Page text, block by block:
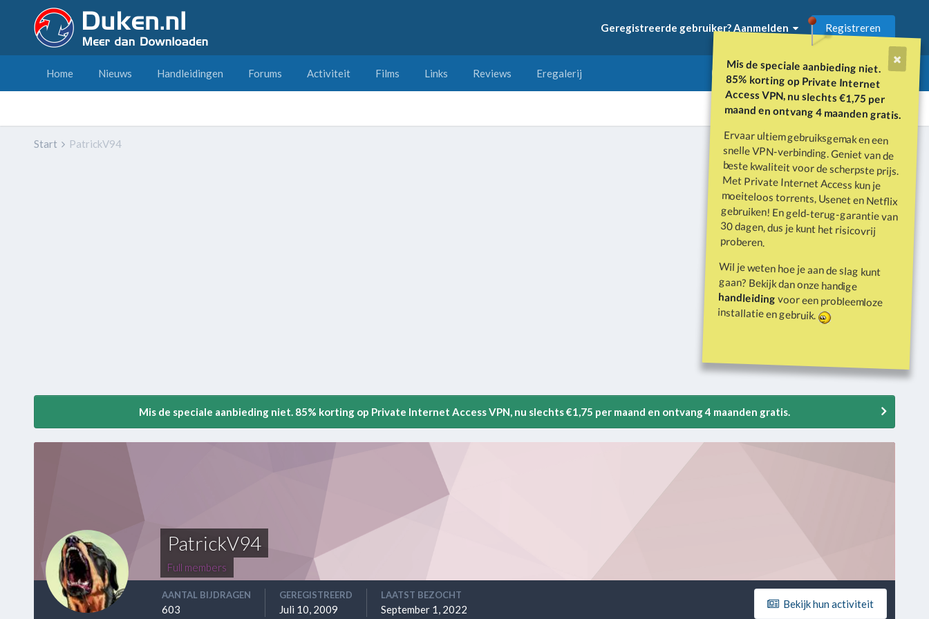
Mis de speciale aanbieding niet.
85% korting op Private Internet
Access VPN, nu slechts €1,75 per
maand en ontvang 4 maanden gratis.
Ervaar ultiem gebruiksgemak en een
snelle VPN-verbinding. Geniet van de
beste kwaliteit voor de scherpste prijs.
Met Private Internet Access kun je
moeiteloos torrents, Usenet en Netflix
gebruiken! En geld-terug-garantie van
30 dagen, dus je kunt het risicovrij
proberen.
Wil je weten hoe je aan de slag kunt
gaan? Bekijk dan onze handige
handleidingvoor een probleemloze
installatie en gebruik.
Geregistreerde gebruiker? Aanmelden Registreren
Home Nieuws Handleidingen Forums Activiteit Films Links Reviews Eregalerij
Alle activiteit
Start PatrickV94
Mis de speciale aanbieding niet. 85% korting op Private Internet Access VPN, nu slechts €1,75 per maand en ontvang 4 maanden gratis.
PatrickV94
Full members
Bekijk hun activiteit
AANTAL BIJDRAGEN
603
GEREGISTREERD
Juli 10, 2009
LAATST BEZOCHT
September 1, 2022